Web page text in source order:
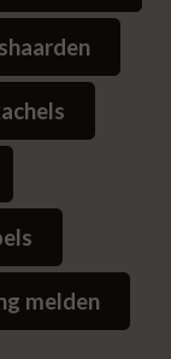
melden